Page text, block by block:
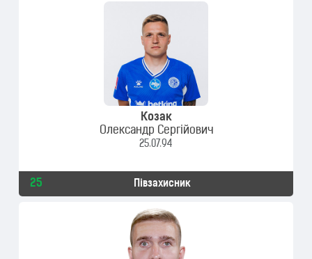
Козак
Олександр Сергійович
25.07.94
25 Півзахисник